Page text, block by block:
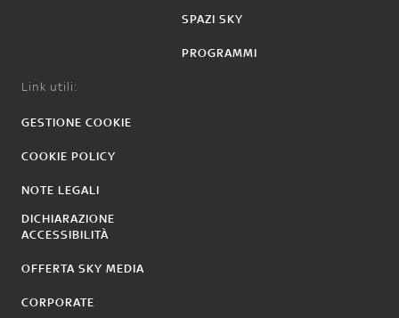
SPAZI SKY
PROGRAMMI
Link utili:
GESTIONE COOKIE
COOKIE POLICY
NOTE LEGALI
DICHIARAZIONE
ACCESSIBILITÀ
OFFERTA SKY MEDIA
CORPORATE